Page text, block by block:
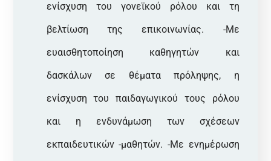
ενίσχυση του γονεϊκού ρόλου και τη
βελτίωση της επικοινωνίας. -Με
ευαισθητοποίηση καθηγητών και
δασκάλων σε θέματα πρόληψης, η
ενίσχυση του παιδαγωγικού τους ρόλου
και η ενδυνάμωση των σχέσεων
εκπαιδευτικών -μαθητών. -Με ενημέρωση